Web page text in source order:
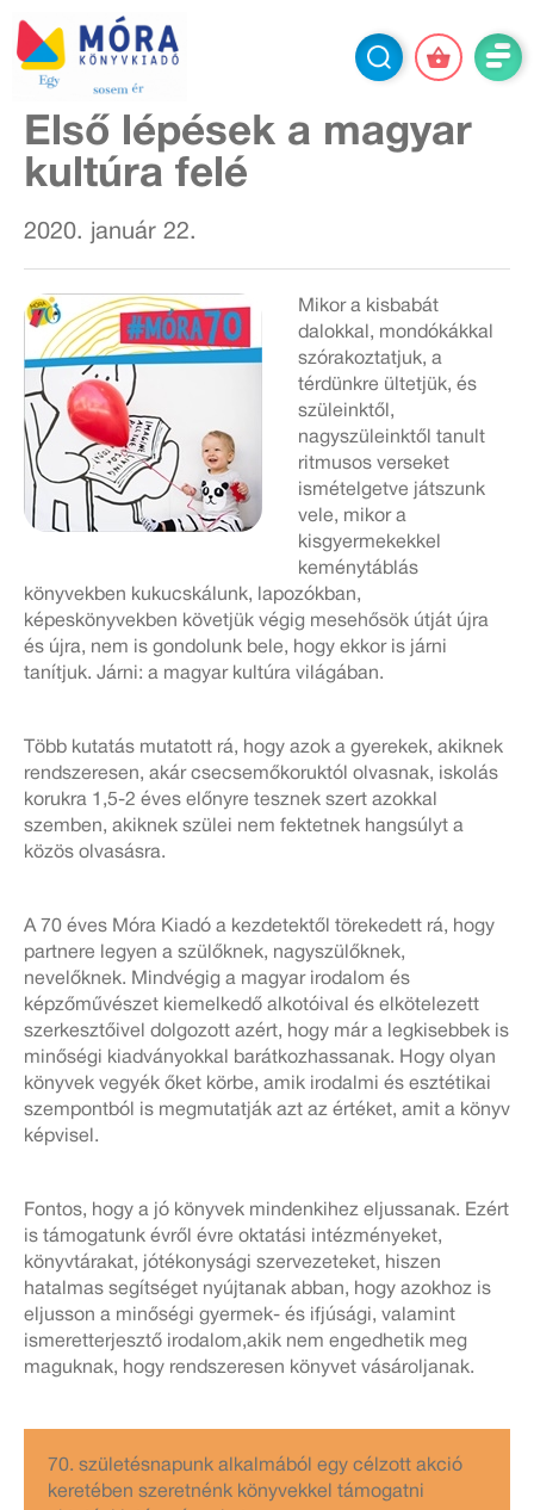
Első lépések a magyar
kultúra felé
2020. január 22.
Mikor a kisbabát
dalokkal, mondókákkal
szórakoztatjuk, a
térdünkre ültetjük, és
szüleinktől,
nagyszüleinktől tanult
ritmusos verseket
ismételgetve játszunk
vele, mikor a
kisgyermekekkel
keménytáblás
könyvekben kukucskálunk, lapozókban,
képeskönyvekben követjük végig mesehősök útját újra
és újra, nem is gondolunk bele, hogy ekkor is járni
tanítjuk. Járni: a magyar kultúra világában.
Több kutatás mutatott rá, hogy azok a gyerekek, akiknek
rendszeresen, akár csecsemőkoruktól olvasnak, iskolás
korukra 1,5-2 éves előnyre tesznek szert azokkal
szemben, akiknek szülei nem fektetnek hangsúlyt a
közös olvasásra.
A 70 éves Móra Kiadó a kezdetektől törekedett rá, hogy
partnere legyen a szülőknek, nagyszülőknek,
nevelőknek. Mindvégig a magyar irodalom és
képzőművészet kiemelkedő alkotóival és elkötelezett
szerkesztőivel dolgozott azért, hogy már a legkisebbek is
minőségi kiadványokkal barátkozhassanak. Hogy olyan
könyvek vegyék őket körbe, amik irodalmi és esztétikai
szempontból is megmutatják azt az értéket, amit a könyv
képvisel.
Fontos, hogy a jó könyvek mindenkihez eljussanak. Ezért
is támogatunk évről évre oktatási intézményeket,
könyvtárakat, jótékonysági szervezeteket, hiszen
hatalmas segítséget nyújtanak abban, hogy azokhoz is
eljusson a minőségi gyermek- és ifjúsági, valamint
ismeretterjesztő irodalom,akik nem engedhetik meg
maguknak, hogy rendszeresen könyvet vásároljanak.
70. születésnapunk alkalmából egy célzott akció
keretében szeretnénk könyvekkel támogatni